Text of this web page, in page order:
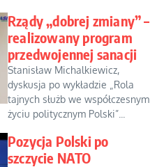
Rządy „dobrej zmiany” –
realizowany program
przedwojennej sanacji
Stanisław Michalkiewicz,
dyskusja po wykładzie „Rola
tajnych służb we współczesnym
życiu politycznym Polski”...
Pozycja Polski po
szczycie NATO